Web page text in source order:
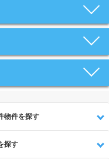
物件を探す
探す